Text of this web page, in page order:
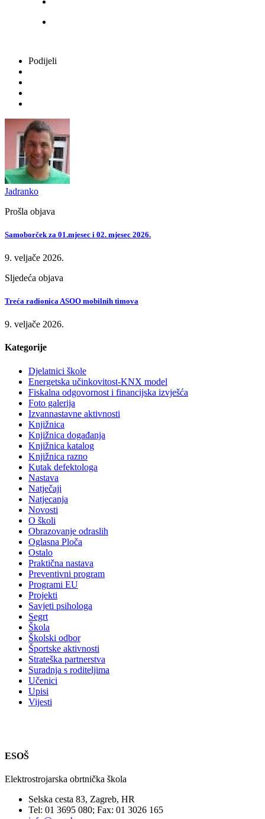
Podijeli
Jadranko
Prošla objava
Samoborček za 01.mjesec i 02. mjesec 2026.
9. veljače 2026.
Sljedeća objava
Treća radionica ASOO mobilnih timova
9. veljače 2026.
Kategorije
Djelatnici škole
Energetska učinkovitost-KNX model
Fiskalna odgovornost i financijska izvješća
Foto galerija
Izvannastavne aktivnosti
Knjižnica
Knjižnica događanja
Knjižnica katalog
Knjižnica razno
Kutak defektologa
Nastava
Natječaji
Natjecanja
Novosti
O školi
Obrazovanje odraslih
Oglasna Ploča
Ostalo
Praktična nastava
Preventivni program
Programi EU
Projekti
Savjeti psihologa
Segrt
Škola
Školski odbor
Športske aktivnosti
Strateška partnerstva
Suradnja s roditeljima
Učenici
Upisi
Vijesti
ESOŠ
Elektrostrojarska obrtnička škola
Selska cesta 83, Zagreb, HR
Tel: 01 3695 080; Fax: 01 3026 165